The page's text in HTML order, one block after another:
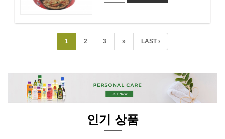
1 2 3 » LAST ›
인기 상품